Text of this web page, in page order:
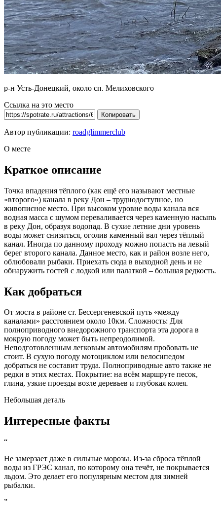
р-н Усть-Донецкий, около сп. Мелиховского
Ссылка на это место
Копировать
Автор публикации: roadglimmerclub
О месте
Краткое описание
Точка впадения тёплого (как ещё его называют местные
«второго») канала в реку Дон – труднодоступное, но
живописное место. При высоком уровне воды канала вся
водная масса с шумом переваливается через каменную насыпь
в реку Дон, образуя водопад. В сухие летние дни уровень
воды может снизиться, оголив каменный вал через тёплый
канал. Иногда по данному проходу можно попасть на левый
берег второго канала. Данное место, как и район возле него,
облюбовали рыбаки. Приехать сюда в выходной день и не
обнаружить гостей с лодкой или палаткой – большая редкость.
Как добраться
От моста в районе ст. Бессергеневской путь «между
каналами» расстоянием около 10км. Сложность: Для
полноприводного внедорожного транспорта эта дорога в
мокрую погоду может быть непреодолимой.
Неподготовленным легковым автомобилям пробовать не
стоит. В сухую погоду мотоциклом или велосипедом
добраться не составит труда. Полноприводные авто также не
редки в этих местах. Покрытие: на всём маршруте песок,
глина, узкие проезды возле деревьев и глубокая колея.
Небольшая деталь
Интересные факты
“
Не замерзает даже в сильные морозы. Из-за сброса тёплой
воды из ГРЭС канал, по которому она течёт, не покрывается
льдом. Это делает его популярным местом для зимней
рыбалки.
”